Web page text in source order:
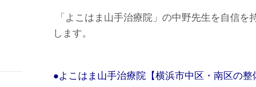
「よこはま山手治療院」の中野先生を自信を
します。
●よこはま山手治療院【横浜市中区・南区の整